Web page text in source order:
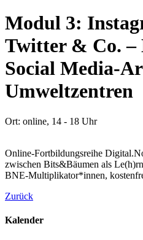
Modul 3:
Twitter & Co.
Social Media-
Umweltzentren
Ort: online, 14 - 18 Uhr
Online-Fortbildungsreihe
zwischen Bits&Bäumen als
BNE-Multiplikator*innen,
Zurück
Kalender